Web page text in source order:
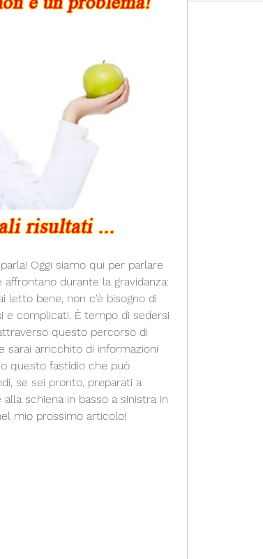
Oggi siamo qui per parlare
durante la gravidanza:
letto bene, non c'è bisogno di
complicati. È tempo di sedersi
questo percorso di
sarai arricchito di informazioni
questo fastidio che può
se sei pronto, preparati a
schiena in basso a sinistra in
mio prossimo articolo!